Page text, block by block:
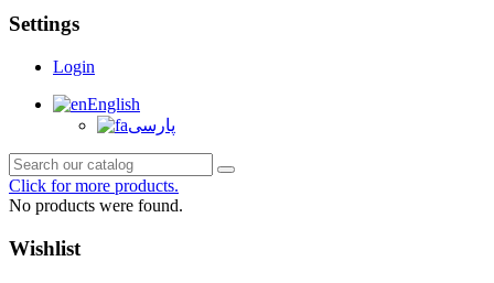
Settings
Login
English
پارسی
Click for more products.
No products were found.
Wishlist